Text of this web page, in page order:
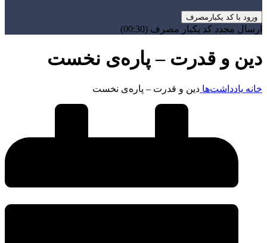
ورود با کد یکبارمصرف
ارسال مجدد کد یکبار مصرف (00:
30
)
دین و قدرت – پاره‌ی نخست
خانه یادداشت‌ها دین و قدرت – پاره‌ی نخست